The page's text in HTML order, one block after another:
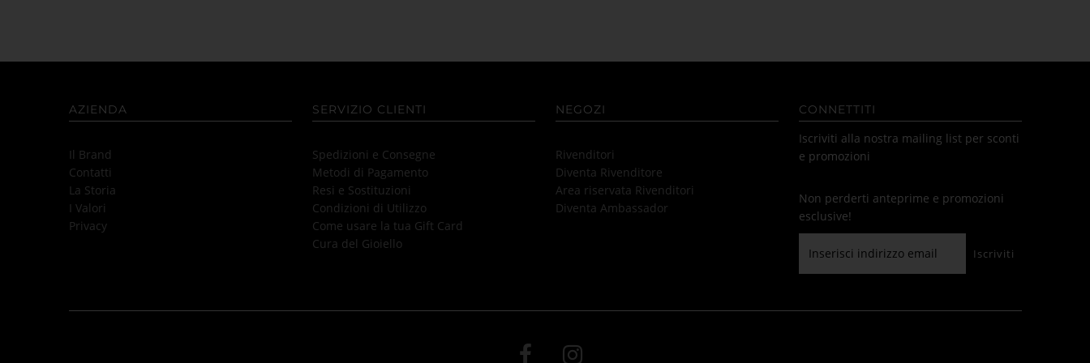
AZIENDA
Il Brand
Contatti
La Storia
I Valori
Privacy
SERVIZIO CLIENTI
Spedizioni e Consegne
Metodi di Pagamento
Resi e Sostituzioni
Condizioni di Utilizzo
Come usare la tua Gift Card
Cura del Gioiello
NEGOZI
Rivenditori
Diventa Rivenditore
Area riservata Rivenditori
Diventa Ambassador
CONNETTITI
Iscriviti alla nostra mailing list per sconti
e promozioni
Non perderti anteprime e promozioni
esclusive!